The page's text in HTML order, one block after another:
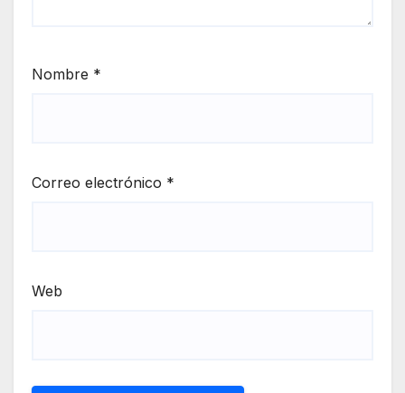
Nombre *
Correo electrónico *
Web